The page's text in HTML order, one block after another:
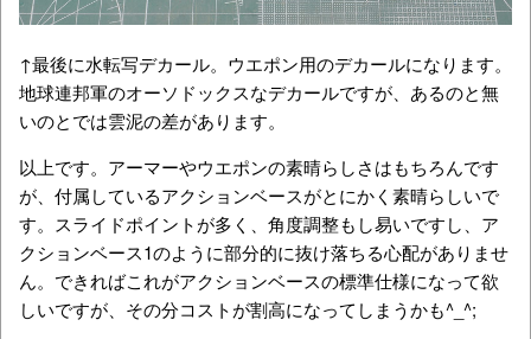
↑最後に水転写デカール。ウエポン用のデカールになります。
地球連邦軍のオーソドックスなデカールですが、あるのと無
いのとでは雲泥の差があります。
以上です。アーマーやウエポンの素晴らしさはもちろんです
が、付属しているアクションベースがとにかく素晴らしいで
す。スライドポイントが多く、角度調整もし易いですし、ア
クションベース1のように部分的に抜け落ちる心配がありませ
ん。できればこれがアクションベースの標準仕様になって欲
しいですが、その分コストが割高になってしまうかも^_^;